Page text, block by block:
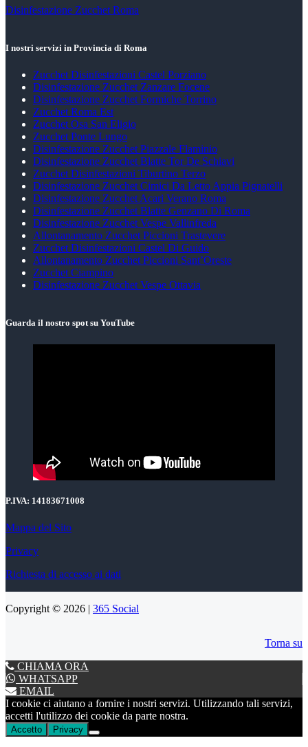
Disinfestazione Zucchet Roma
I nostri servizi in Provincia di Roma
Zucchet Disinfestazioni Castel Porziano
Disinfestazione Zucchet Zanzare Focene
Disinfestazione Zucchet Formiche Torrino
Zucchet Roma Est
Zucchet Osa San Eligio
Zucchet Ponte Lungo
Disinfestazione Zucchet Piazzale Flaminio
Disinfestazione Zucchet Blatte Tor De Schiavi
Zucchet Disinfestazioni Tiburtino Terzo
Disinfestazione Zucchet Cimici Da Letto Appia Pignatelli
Disinfestazione Zucchet Acari Verano Roma
Disinfestazione Zucchet Blatte Genzano Di Roma
Disinfestazione Zucchet Vespe Vallinfreda
Allontanamento Zucchet Piccioni Trastevere
Zucchet Disinfestazioni Castel Di Guido
Allontanamento Zucchet Piccioni Sant’Oreste
Zucchet Ciampino
Disinfestazione Zucchet Vespe Ottavia
Guarda il nostro spot su YouTube
P.IVA: 14183671008
Mappa del Sito
Privacy
Richiesta di accesso ai dati
Copyright © 2026 | 365 Social
Torna su
CHIAMA ORA
WHATSAPP
EMAIL
I cookie ci aiutano a fornire i nostri servizi. Utilizzando tali servizi,
accetti l'utilizzo dei cookie da parte nostra.
Accetto Privacy